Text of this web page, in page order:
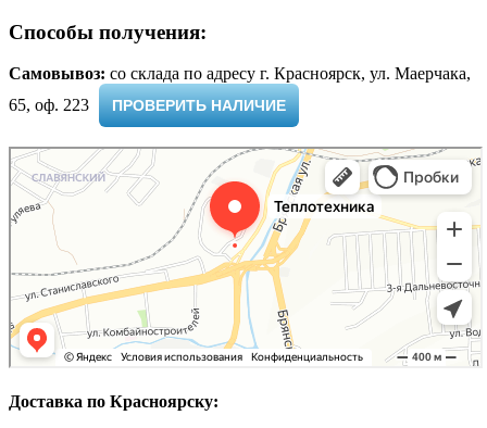
Способы получения:
Самовывоз: cо склада по адресу г. Красноярск, ул. Маерчака,
65, оф. 223 ​
ПРОВЕРИТЬ НАЛИЧИЕ
Доставка по Красноярску: